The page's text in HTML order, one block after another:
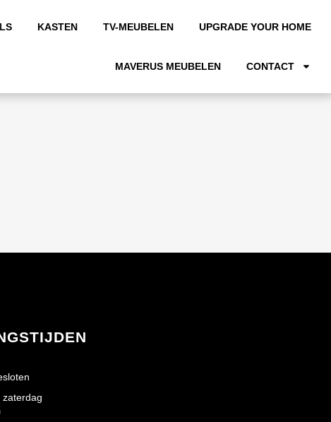
KASTEN TV-MEUBELEN UPGRADE YOUR HOME
MAVERUS MEUBELEN CONTACT
zaterdag